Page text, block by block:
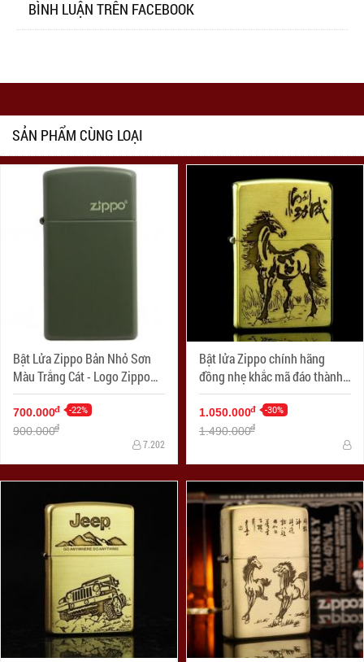
BÌNH LUẬN TRÊN FACEBOOK
SẢN PHẨM CÙNG LOẠI
Bật Lửa Zippo Bản Nhỏ Sơn
Màu Trắng Cát - Logo Zippo
SKU 1627ZL- Zippo Slim®
Green Matte Zippo Logo
700.000đ -22%
900.000đ
7.202
Bật lửa Zippo chính hãng
đồng nhẹ khắc mã đáo thành
công
1.050.000đ -30%
1.490.000đ